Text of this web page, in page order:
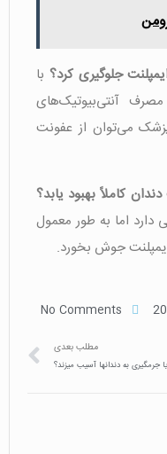
با
آنتی‌بیوتیک‌های
می‌توان از عفونت
دارد اما به طور معمول
جوش بخورد.
No Comments
مطلب بعدی
جرمگیری به دندانها آسیب میزند؟